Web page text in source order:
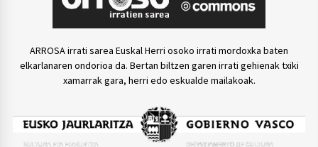
ARROSA irrati sarea Euskal Herri osoko irrati mordoxka baten
elkarlanaren ondorioa da. Bertan biltzen garen irrati gehienak txiki
xamarrak gara, herri edo eskualde mailakoak.